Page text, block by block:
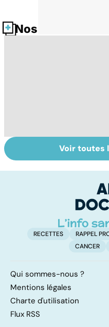
Nos fiches santé
Tout savoir sur
les infections
Voir toutes
RECETTES RAPPEL
CANCER
Qui sommes-nous ?
Mentions légales
Charte d'utilisation
Flux RSS